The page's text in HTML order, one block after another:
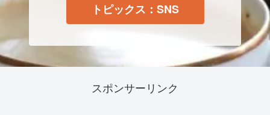
トピックス：SNS
スポンサーリンク